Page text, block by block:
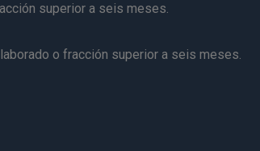
superior a seis meses.
o fracción superior a seis meses.